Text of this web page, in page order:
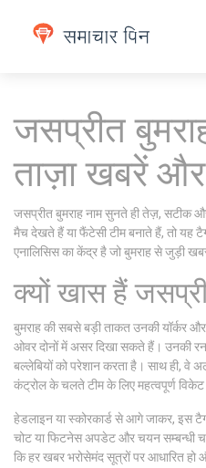
जसप्रीत
ताज़ा खबरें
जसप्रीत बुमराह नाम सुनते ही तेज़, सटीक
मैच देखते हैं या फैंटेसी टीम बनाते हैं, तो यह
एनालिसिस का केंद्र है जो बुमराह से जुड़ी
क्यों खास हैं
बुमराह की सबसे बड़ी ताकत उनकी यॉर्कर
ओवर दोनों में असर दिखा सकते हैं। उनकी
बल्लेबियों को परेशान करता है। साथ ही,
कंट्रोल के चलते टीम के लिए महत्वपूर्ण
हेडलाइन या स्कोरकार्ड से आगे जाकर, इस
चोट या फिटनेस अपडेट और चयन सम्बन्धी
कि हर खबर भरोसेमंद सूत्रों पर आधारित हो